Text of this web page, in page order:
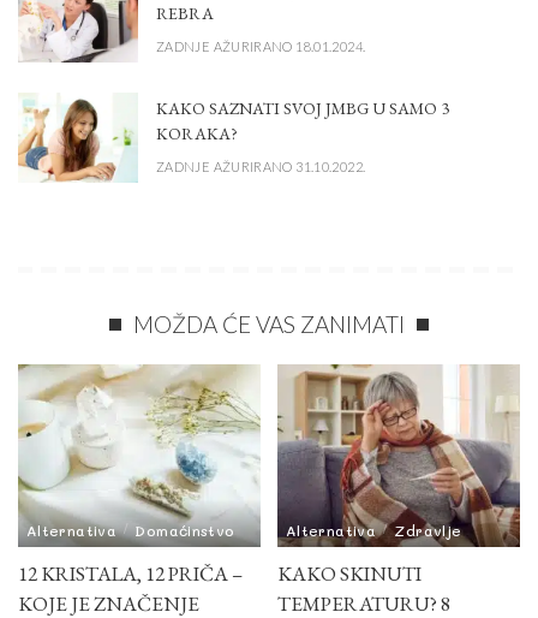
REBRA
ZADNJE AŽURIRANO 18.01.2024.
KAKO SAZNATI SVOJ JMBG U SAMO 3
KORAKA?
ZADNJE AŽURIRANO 31.10.2022.
MOŽDA ĆE VAS ZANIMATI
Alternativa Domaćinstvo
12 KRISTALA, 12 PRIČA –
KOJE JE ZNAČENJE
Alternativa Zdravlje
KAKO SKINUTI
TEMPERATURU? 8